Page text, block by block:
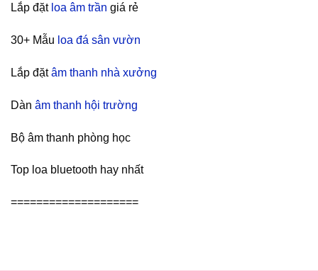
Lắp đặt loa âm trần giá rẻ
30+ Mẫu loa đá sân vườn
Lắp đặtâm thanh nhà xưởng
Dàn âm thanh hội trường
Bộ âm thanh phòng học
Top loa bluetooth hay nhất
====================